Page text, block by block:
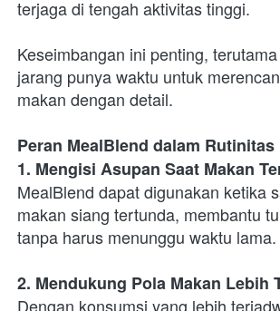
terjaga di tengah aktivitas tinggi.
Keseimbangan ini penting,
jarang punya waktu untuk
makan dengan detail.
Peran MealBlend dalam
1. Mengisi Asupan Saat Makan
MealBlend dapat digunakan ketika
makan siang tertunda, membantu
tanpa harus menunggu waktu lama.
2. Mendukung Pola Makan Lebih
Dengan konsumsi yang lebih